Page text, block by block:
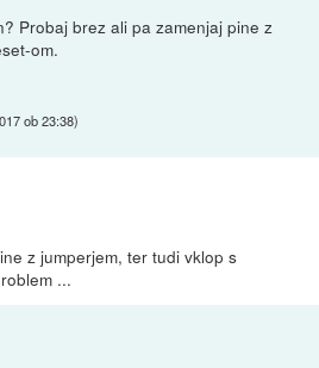
Probaj brez ali pa zamenjaj pine z
om.
ob 23:38)
z jumperjem, ter tudi vklop s
...